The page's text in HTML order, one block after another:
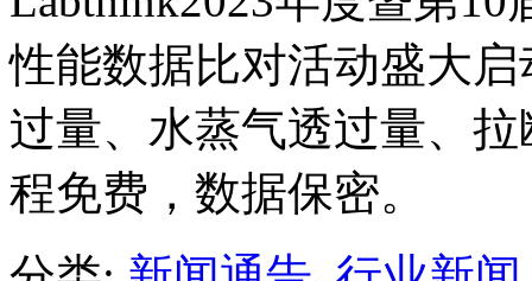
性能数据比对活动盛大
过量、水蒸气透过量、
程免费，数据保密。